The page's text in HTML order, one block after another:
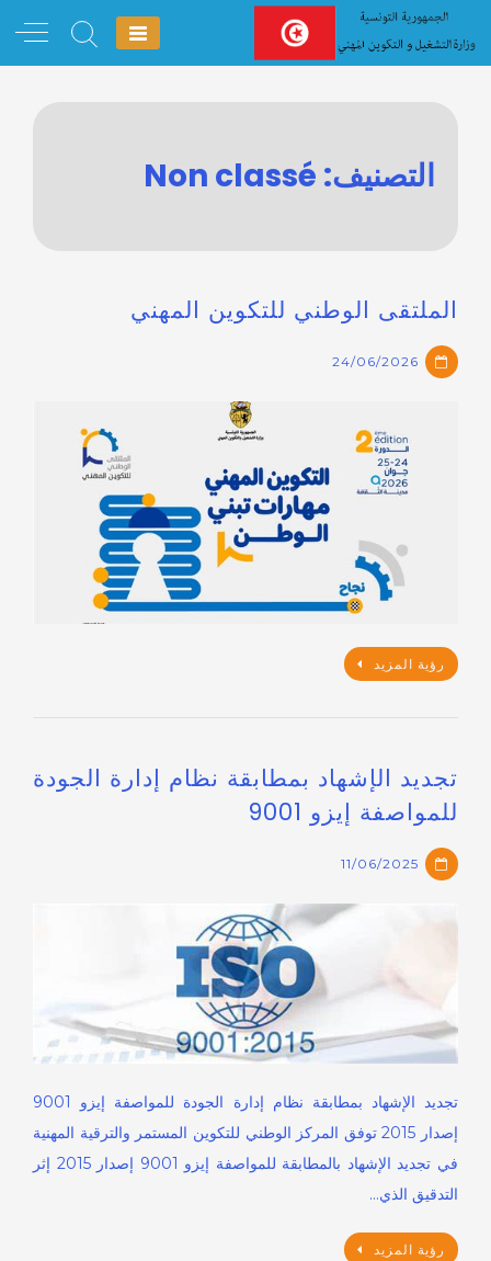
التصنيف: Non classé
الملتقى الوطني للتكوين المهني
24/06/2026
رؤية المزيد
تجديد الإشهاد بمطابقة نظام إدارة الجودة
للمواصفة إيزو 9001
11/06/2025
تجديد الإشهاد بمطابقة نظام إدارة الجودة للمواصفة إيزو 9001
إصدار 2015 توفق المركز الوطني للتكوين المستمر والترقية المهنية
في تجديد الإشهاد بالمطابقة للمواصفة إيزو 9001 إصدار 2015 إثر
التدقيق الذي…
رؤية المزيد